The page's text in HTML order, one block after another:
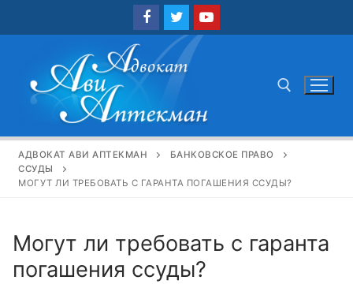
Найти:
АДВОКАТ АВИ АПТЕКМАН
БАНКОВСКОЕ ПРАВО
ССУДЫ
МОГУТ ЛИ ТРЕБОВАТЬ С ГАРАНТА ПОГАШЕНИЯ ССУДЫ?
Могут ли требовать с гаранта
погашения ссуды?